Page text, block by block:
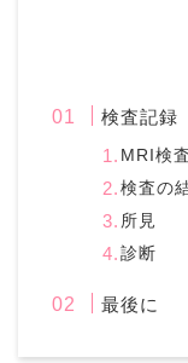
検査記録
MRI検査
検査の
所見
診断
最後に